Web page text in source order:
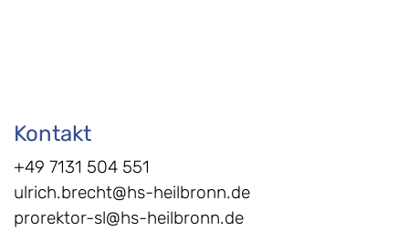
Kontakt
+49 7131 504 551
ulrich.brecht@hs-heilbronn.de
prorektor-sl@hs-heilbronn.de